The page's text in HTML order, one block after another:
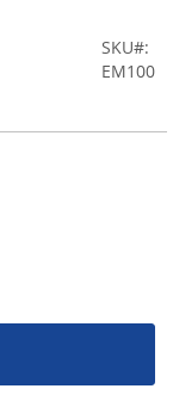
SKU
EM100